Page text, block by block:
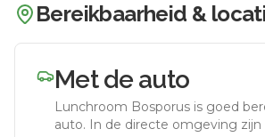
Bereikbaarheid &
Met de auto
Lunchroom Bosporus is goed
auto. In de directe omgeving zijn